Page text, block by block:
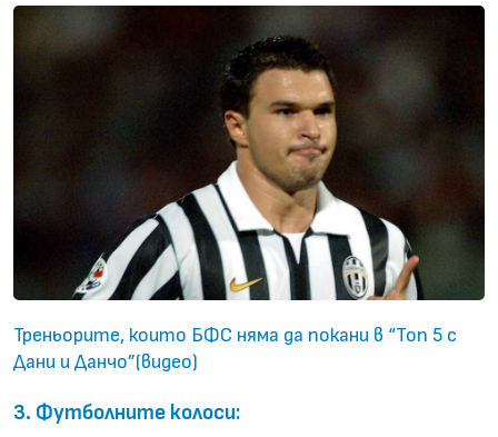
Треньорите, които БФС няма да покани в “Топ 5 с
Дани и Данчо”(видео)
3. Футболните колоси: